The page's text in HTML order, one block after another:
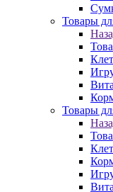
Товары
Товары